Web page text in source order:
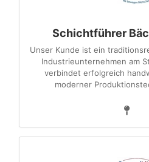
Schichtführer
Unser Kunde ist ein
Industrieunternehmen am
verbindet erfolgreich
moderner